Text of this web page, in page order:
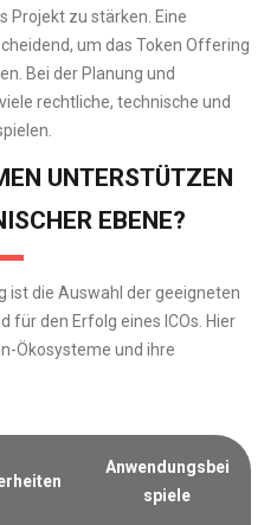
Projekt zu stärken. Eine
um das Token Offering
Bei der Planung und
rechtliche, technische und
UNTERSTÜTZEN
EBENE?
ist die Auswahl der geeigneten
für den Erfolg eines ICOs. Hier
Ökosysteme und ihre
Anwendungsbei
spiele